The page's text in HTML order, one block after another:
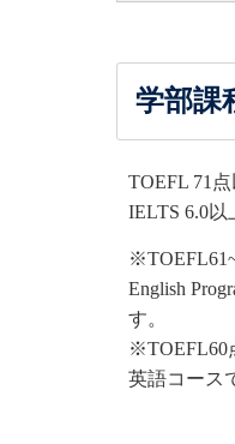
学部課
TOEFL 71
IELTS 6.0以
English
す。
※TOEFL60
英語コース